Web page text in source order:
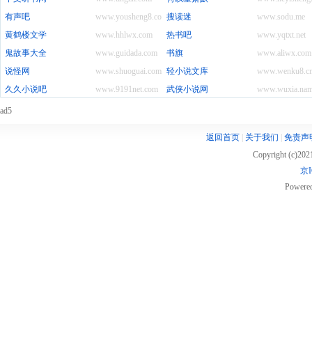
www.yousheng8.com
有声吧 www.sodu.me
搜读迷
www.hhlwx.com
黄鹤楼文学 www.yqtxt.net
热书吧
www.guidada.com
鬼故事大全
书旗
www.shuoguai.com
说怪网
轻小说文库
www.9191net.com
久久小说吧 武侠小说网
ad5
返回首页| 关于我们
免责声
Copyright
京